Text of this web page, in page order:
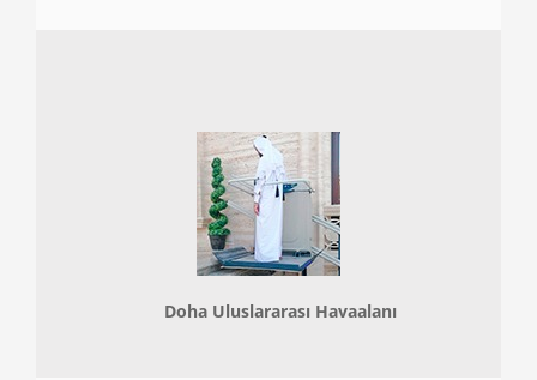
Doha Uluslararası Havaalanı